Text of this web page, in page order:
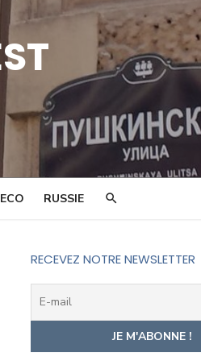
RUSSIE
RECEVEZ NOTRE NEWSLETTER